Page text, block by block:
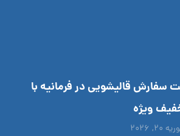
سفارش قالیشویی در فرمانیه با
ویژه
۲۰, ۲۰۲۶